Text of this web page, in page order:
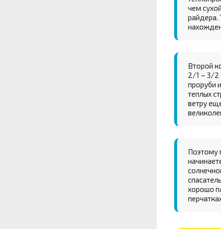
чем
райдера.
Второй
2/1 – 3/2
проруби
теплых
ветру
Поэтому
хорошо